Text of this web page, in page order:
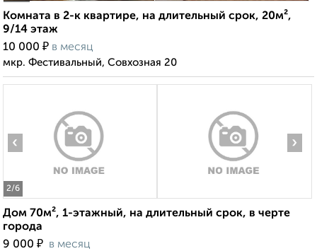
Комната в 2-к квартире, на длительный срок, 20м²,
9/14 этаж
10 000 ₽ в месяц
мкр. Фестивальный, Совхозная 20
2/6
‹ ›
Дом 70м², 1-этажный, на длительный срок, в черте
города
9 000 ₽ в месяц